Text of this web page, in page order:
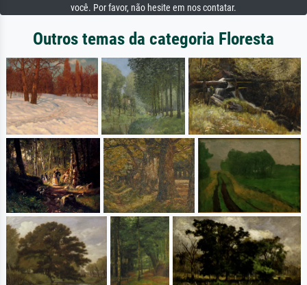
você. Por favor, não hesite em nos contatar.
Outros temas da categoria Floresta